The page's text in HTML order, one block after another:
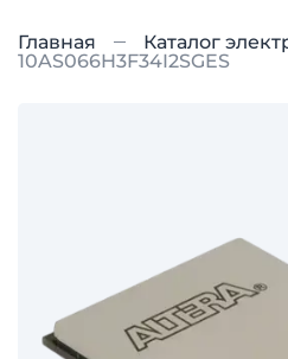
Главная
Каталог
10AS066H3F34I2SGES